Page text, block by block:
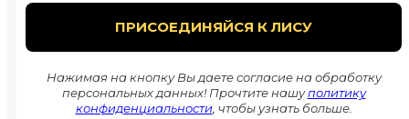
Нажимая на кнопку Вы даете согласие на обработку
персональных данных! Прочтите нашуполитику
конфиденциальности, чтобы узнать больше.